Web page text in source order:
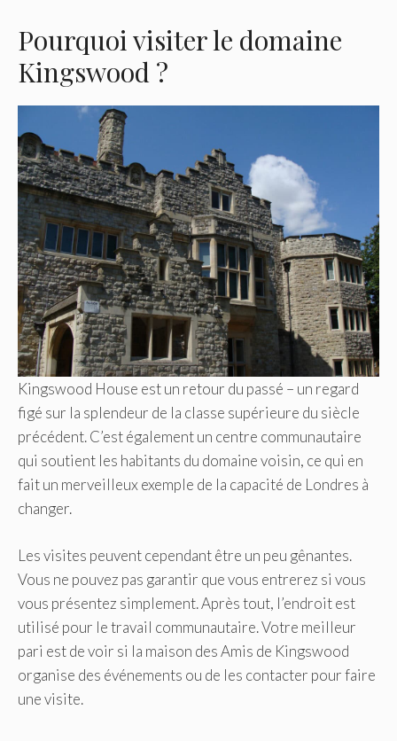
Pourquoi visiter le domaine
Kingswood ?
Kingswood House est un retour du passé – un regard
figé sur la splendeur de la classe supérieure du siècle
précédent. C’est également un centre communautaire
qui soutient les habitants du domaine voisin, ce qui en
fait un merveilleux exemple de la capacité de Londres à
changer.
Les visites peuvent cependant être un peu gênantes.
Vous ne pouvez pas garantir que vous entrerez si vous
vous présentez simplement. Après tout, l’endroit est
utilisé pour le travail communautaire. Votre meilleur
pari est de voir si la maison des Amis de Kingswood
organise des événements ou de les contacter pour faire
une visite.